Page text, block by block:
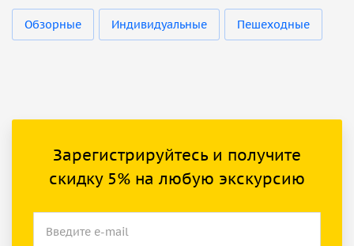
Обзорные Индивидуальные Пешеходные
Зарегистрируйтесь и получите
скидку 5% на любую экскурсию